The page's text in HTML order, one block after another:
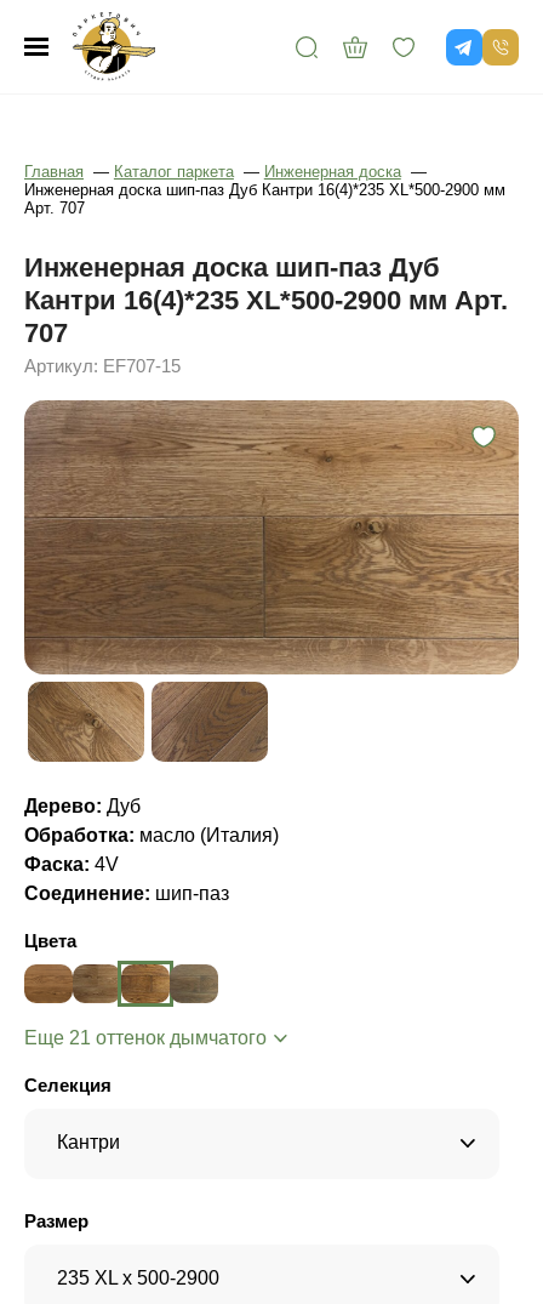
Главная — Каталог паркета — Инженерная доска —
Инженерная доска шип-паз Дуб Кантри 16(4)*235 XL*500-2900 мм
Арт. 707
Инженерная доска шип-паз Дуб
Кантри 16(4)*235 XL*500-2900 мм Арт.
707
Артикул: EF707-15
Дерево: Дуб
Обработка: масло (Италия)
Фаска: 4V
Соединение: шип-паз
Цвета
Еще 21 оттенок дымчатого
Селекция
Кантри
Размер
235 XL x 500-2900